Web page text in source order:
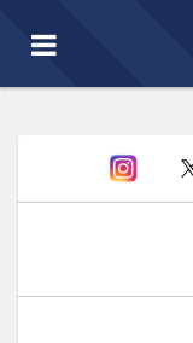
Toggle
navigation